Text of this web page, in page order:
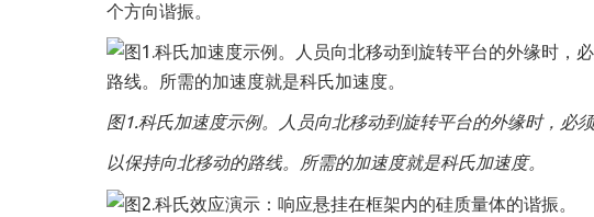
个方向谐振。
图1.科氏加速度示例。人员向北移动到旋转平台的外缘时， 必
以保持向北移动的路线。所需的加速度就是科氏加速度。